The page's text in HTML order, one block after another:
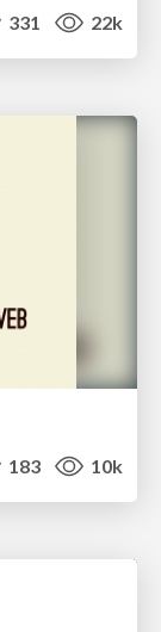
331 22k
183 10k